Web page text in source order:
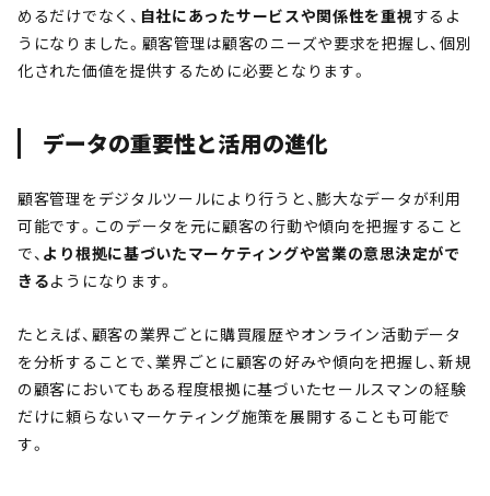
めるだけでなく、 自社にあったサービスや関係性を重視するよ
うになりました。顧客管理は顧客のニーズや要求を把握し、個別
化された価値を提供するために必要となります。
データの重要性と活用の進化
顧客管理をデジタルツールにより行うと、膨大なデータが利用
可能です。このデータを元に顧客の行動や傾向を把握すること
で、 より根拠に基づいたマーケティングや営業の意思決定がで
きるようになります。
たとえば、顧客の業界ごとに購買履歴やオンライン活動データ
を分析することで、業界ごとに顧客の好みや傾向を把握し、新規
の顧客においてもある程度根拠に基づいたセールスマンの経験
だけに頼らないマーケティング施策を展開することも可能で
す。